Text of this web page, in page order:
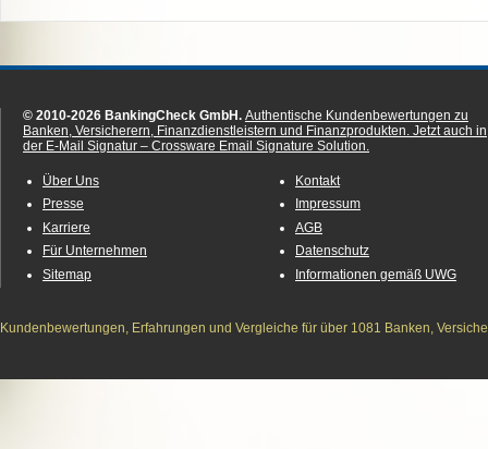
© 2010-2026 BankingCheck GmbH. Authentische Kundenbewertungen zu
Banken, Versicherern, Finanzdienstleistern und Finanzprodukten. Jetzt auch in
der E-Mail Signatur – Crossware Email Signature Solution.
Über Uns
Presse
Karriere
Für Unternehmen
Sitemap
Kontakt
Impressum
AGB
Datenschutz
Informationen gemäß UWG
Kundenbewertungen, Erfahrungen und Vergleiche für über 1081 Banken,